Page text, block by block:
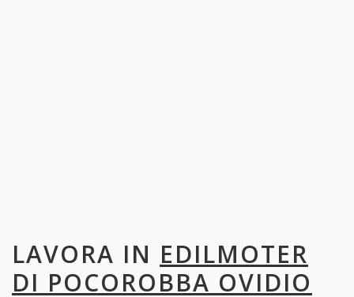
LAVORA IN EDILMOTER
DI POCOROBBA OVIDIO